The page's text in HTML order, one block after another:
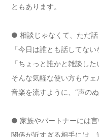
ともあります。
● 相談じゃなくて、ただ
「今日は誰とも話してない
「ちょっと誰かと雑談した
そんな気軽な使い方もウェ
音楽を流すように、“声の
● 家族やパートナーには
関係が近すぎる相手には、